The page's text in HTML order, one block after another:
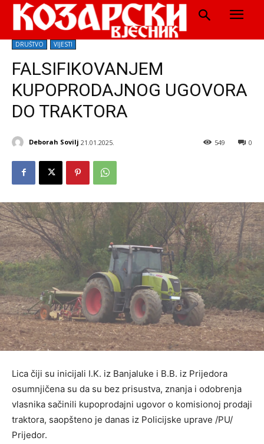
DRUŠTVO VIJESTI
FALSIFIKOVANJEM
KUPOPRODAJNOG UGOVORA
DO TRAKTORA
Deborah Sovilj 21.01.2025. 0
549
Lica čiji su inicijali I.K. iz Banjaluke i B.B. iz Prijedora
osumnjičena su da su bez prisustva, znanja i odobrenja
vlasnika sačinili kupoprodajni ugovor o komisionoj prodaji
traktora, saopšteno je danas iz Policijske uprave /PU/
Prijedor.